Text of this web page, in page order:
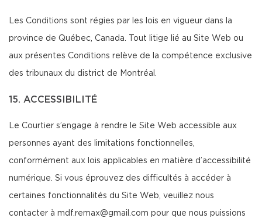
Les Conditions sont régies par les lois en vigueur dans la
province de Québec, Canada. Tout litige lié au Site Web ou
aux présentes Conditions relève de la compétence exclusive
des tribunaux du district de Montréal.
15. ACCESSIBILITÉ
Le Courtier s’engage à rendre le Site Web accessible aux
personnes ayant des limitations fonctionnelles,
conformément aux lois applicables en matière d’accessibilité
numérique. Si vous éprouvez des difficultés à accéder à
certaines fonctionnalités du Site Web, veuillez nous
contacter à mdf.remax@gmail.com pour que nous puissions